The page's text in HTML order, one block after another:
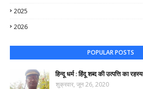
2025
2026
POPULAR POSTS
हिन्दू धर्म : हिंदू शब्द की उत्पत्ति का रहस्य
शुक्रवार, जून 26, 2020